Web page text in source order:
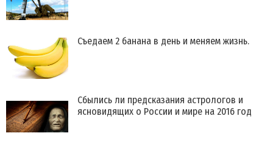
Съедаем 2 банана в день и меняем жизнь.
Сбылись ли предсказания астрологов и
ясновидящих о России и мире на 2016 год